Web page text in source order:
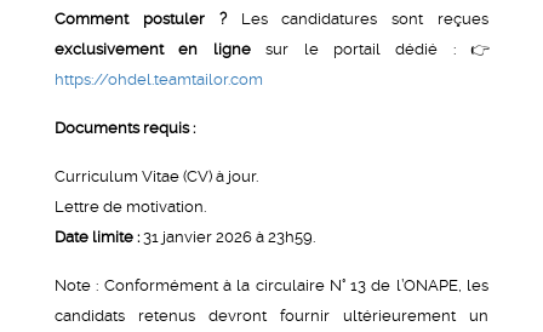
Comment postuler ?Les candidatures sont reçues
exclusivement en lignesur le portail dédié : 👉
https://ohdel.teamtailor.com
Documents requis :
Curriculum Vitae (CV) à jour.
Lettre de motivation.
Date limite :31 janvier 2026 à 23h59.
Note : Conformément à la circulaire N° 13 de l’ONAPE, les
candidats retenus devront fournir ultérieurement un